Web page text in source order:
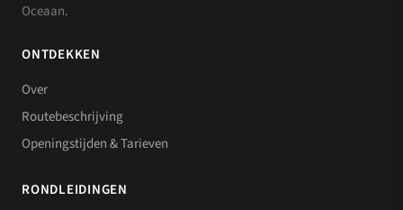
Oceaan.
ONTDEKKEN
Over
Routebeschrijving
Openingstijden & Tarieven
RONDLEIDINGEN